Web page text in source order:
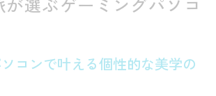
コンで叶える個性的な美学の